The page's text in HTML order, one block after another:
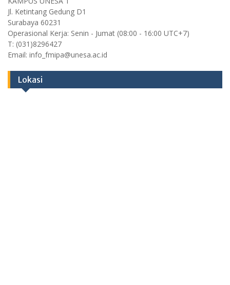
Jl. Ketintang Gedung D1
Surabaya 60231
Operasional Kerja: Senin - Jumat (08:00 - 16:00 UTC+7)
T: (031)8296427
Email: info_fmipa@unesa.ac.id
Lokasi